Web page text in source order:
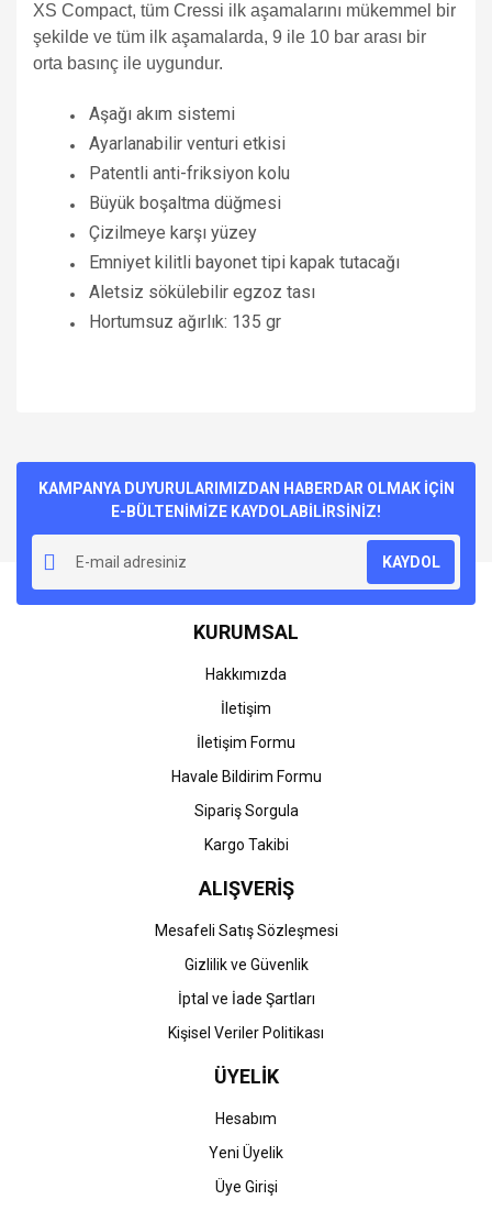
XS Compact, tüm Cressi ilk aşamalarını mükemmel bir
şekilde ve tüm ilk aşamalarda, 9 ile 10 bar arası bir
orta basınç ile uygundur.
Aşağı akım sistemi
Ayarlanabilir venturi etkisi
Patentli anti-friksiyon kolu
Büyük boşaltma düğmesi
Çizilmeye karşı yüzey
Emniyet kilitli bayonet tipi kapak tutacağı
Aletsiz sökülebilir egzoz tası
Hortumsuz ağırlık: 135 gr
Yorum Yaz
kullanarak tarafımıza iletebilirsiniz.
Görüş ve önerileriniz için teşekkür ederiz.
Ürün resmi kalitesiz, bozuk veya görüntülenemiyor.
Ürün açıklamasında eksik bilgiler bulunuyor.
Ürün bilgilerinde hatalar bulunuyor.
Ürün fiyatı diğer sitelerden daha pahalı.
Gönder
KAMPANYA DUYURULARIMIZDAN HABERDAR OLMAK İÇİN
E-BÜLTENİMİZE KAYDOLABİLİRSİNİZ!
KAYDOL
KURUMSAL
Hakkımızda
İletişim
İletişim Formu
Havale Bildirim Formu
Sipariş Sorgula
Kargo Takibi
ALIŞVERİŞ
Mesafeli Satış Sözleşmesi
Gizlilik ve Güvenlik
İptal ve İade Şartları
Kişisel Veriler Politikası
ÜYELİK
Hesabım
Yeni Üyelik
Üye Girişi